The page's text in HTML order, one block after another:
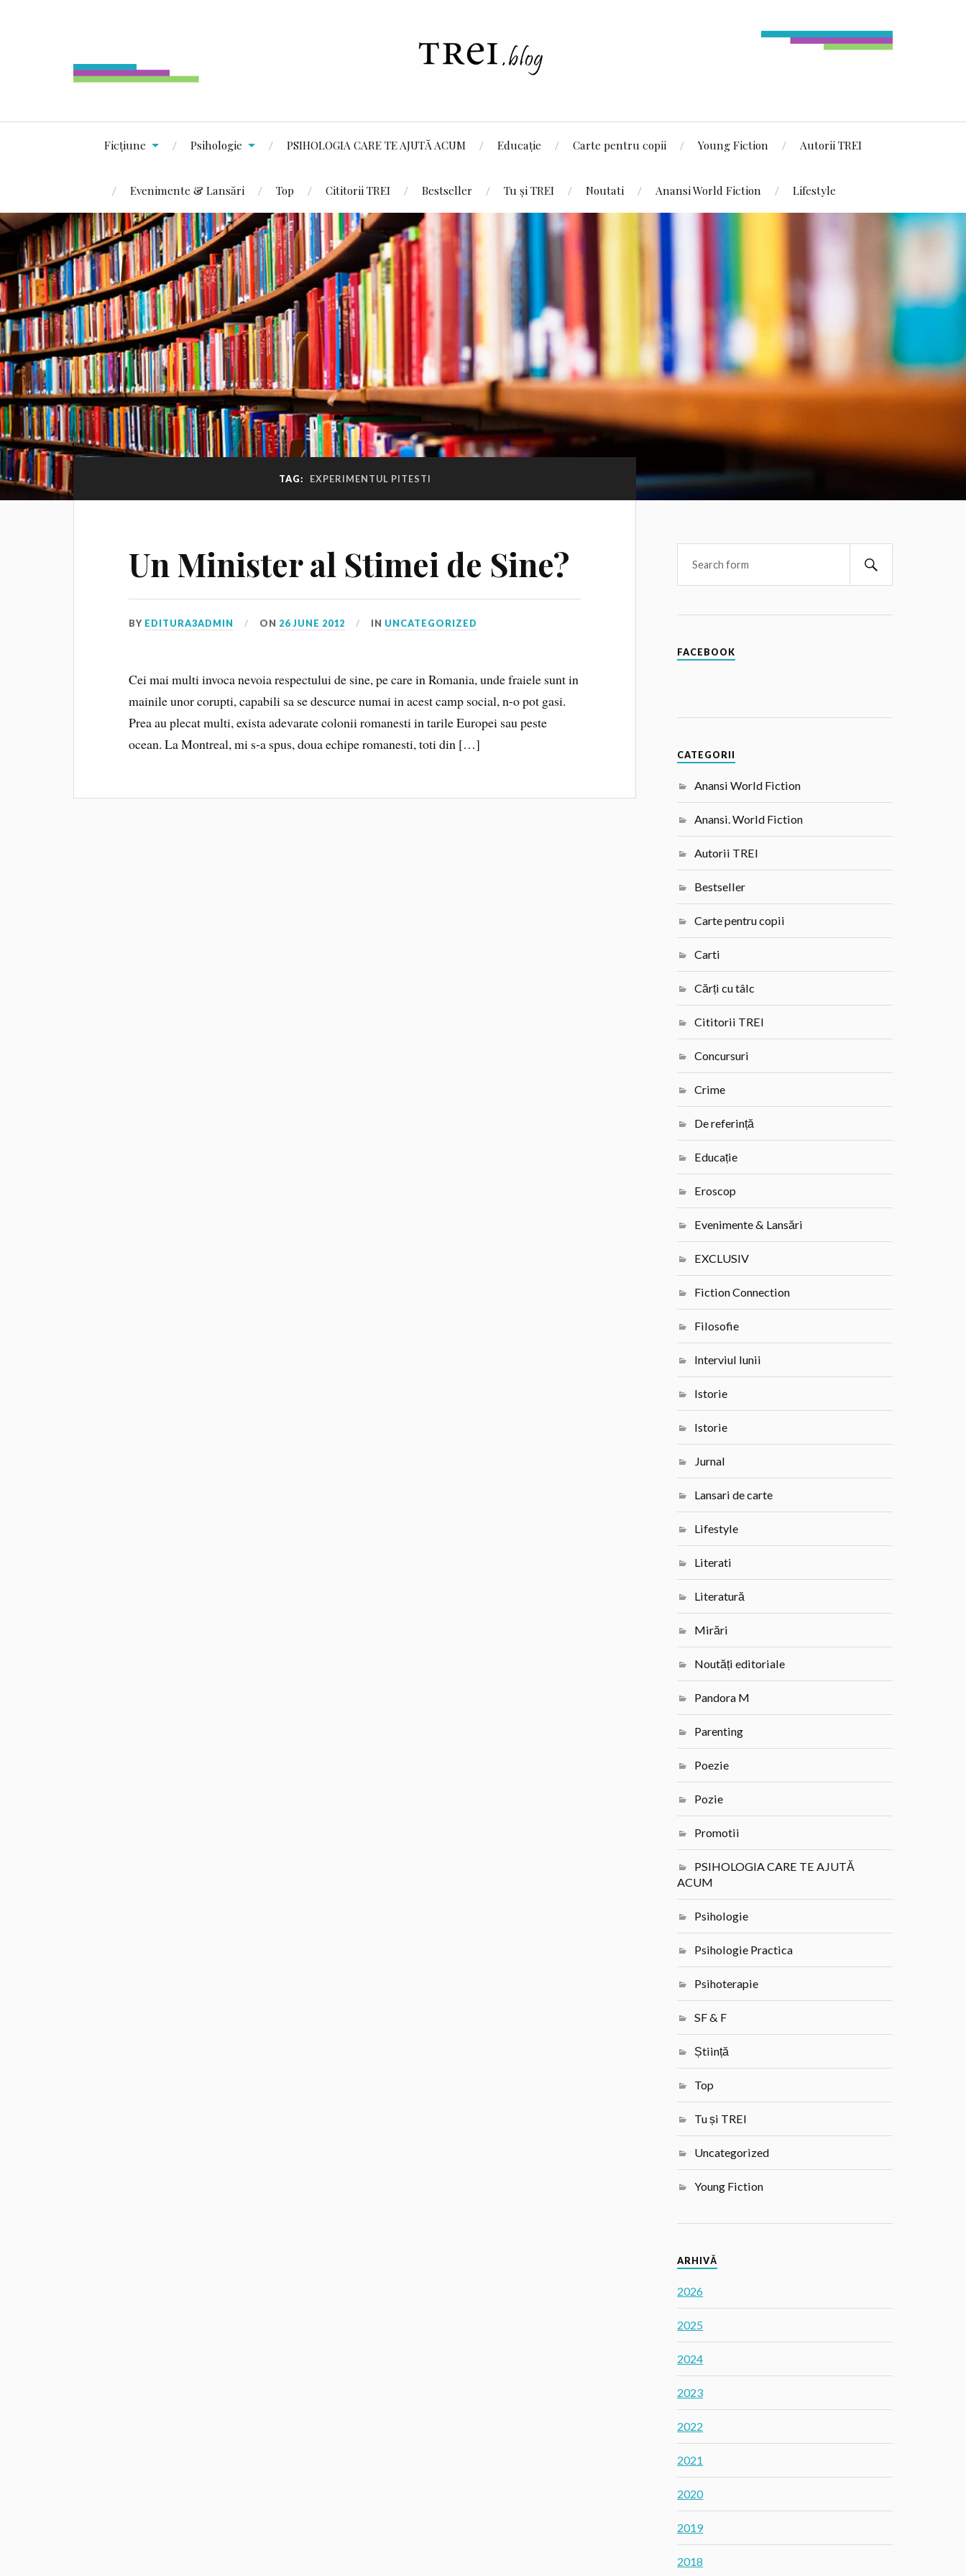
Ficțiune Psihologie PSIHOLOGIA CARE TE AJUTĂ ACUM Educație Carte pentru copii Young Fiction Autorii TREI
Evenimente & Lansări Top Cititorii TREI Bestseller Tu și TREI Noutati Anansi World Fiction Lifestyle
TAG: EXPERIMENTUL PITESTI
Un Minister al Stimei de Sine?
BY EDITURA3ADMIN ON 26 JUNE 2012 IN UNCATEGORIZED
Cei mai multi invoca nevoia respectului de sine, pe care in Romania, unde fraiele sunt in
mainile unor corupti, capabili sa se descurce numai in acest camp social, n-o pot gasi.
Prea au plecat multi, exista adevarate colonii romanesti in tarile Europei sau peste
ocean. La Montreal, mi s-a spus, doua echipe romanesti, toti din […]
FACEBOOK
CATEGORII
Anansi World Fiction
Anansi. World Fiction
Autorii TREI
Bestseller
Carte pentru copii
Carti
Cărți cu tâlc
Cititorii TREI
Concursuri
Crime
De referință
Educație
Eroscop
Evenimente & Lansări
EXCLUSIV
Fiction Connection
Filosofie
Interviul lunii
Istorie
Istorie
Jurnal
Lansari de carte
Lifestyle
Literati
Literatură
Mirări
Noutăți editoriale
Pandora M
Parenting
Poezie
Pozie
Promotii
PSIHOLOGIA CARE TE AJUTĂ
ACUM
Psihologie
Psihologie Practica
Psihoterapie
SF & F
Știință
Top
Tu și TREI
Uncategorized
Young Fiction
ARHIVĂ
2026
2025
2024
2023
2022
2021
2020
2019
2018